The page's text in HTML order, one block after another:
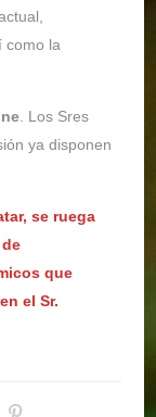
como la
. Los Sres
ya disponen
se ruega
que
el Sr.